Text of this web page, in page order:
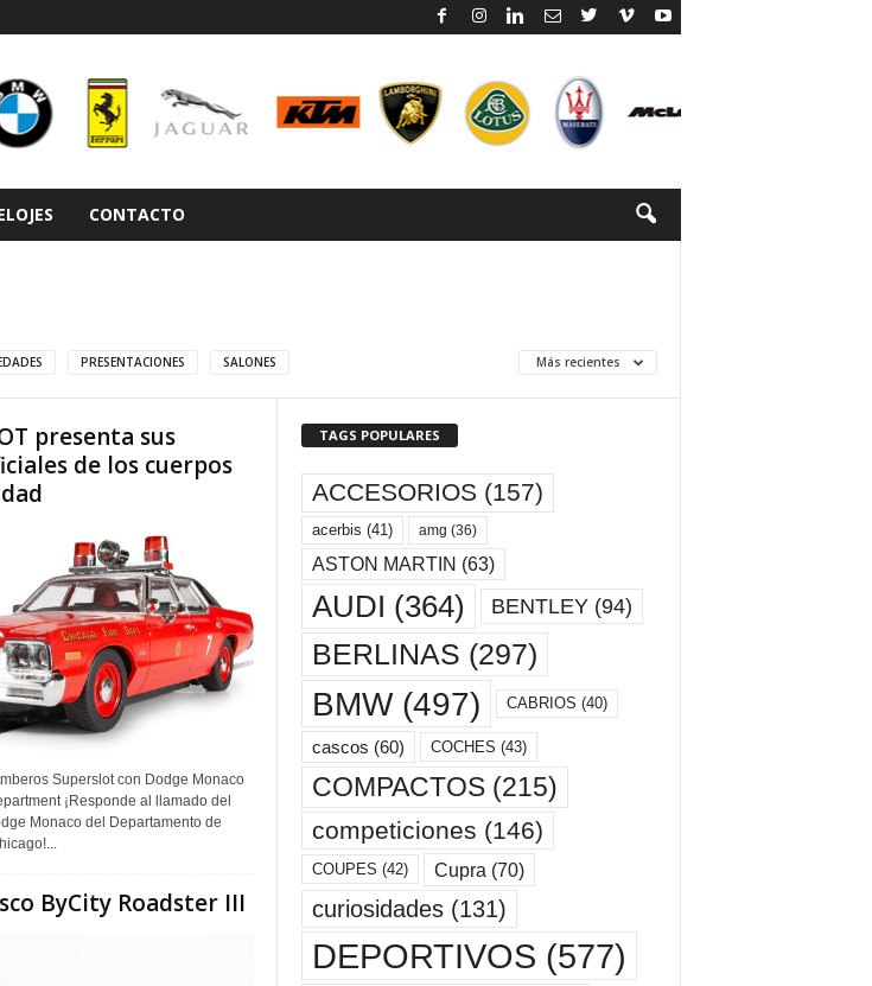
CONTACTO
PRESENTACIONES SALONES Más recientes
presenta sus
de los cuerpos
Superslot con Dodge Monaco
¡Responde al llamado del
Monaco del Departamento de
ByCity Roadster III
TAGS POPULARES
ACCESORIOS (157)
acerbis (41) amg (36)
ASTON MARTIN (63)
AUDI (364) BENTLEY(94)
BERLINAS (297)
BMW(497) CABRIOS (40)
cascos (60) COCHES (43)
COMPACTOS(215)
competiciones (146)
COUPES (42) Cupra (70)
curiosidades(131)
DEPORTIVOS (577)